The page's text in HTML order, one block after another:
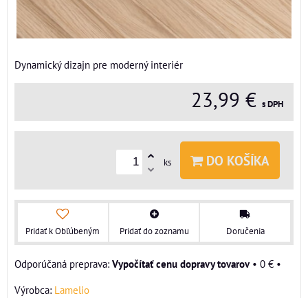
Dynamický dizajn pre moderný interiér
23,99 € s DPH
ks DO KOŠÍKA
Pridať k Obľúbeným Pridať do zoznamu Doručenia
Vypočítať cenu dopravy tovarov• 0 € •
Výrobca: Lamelio